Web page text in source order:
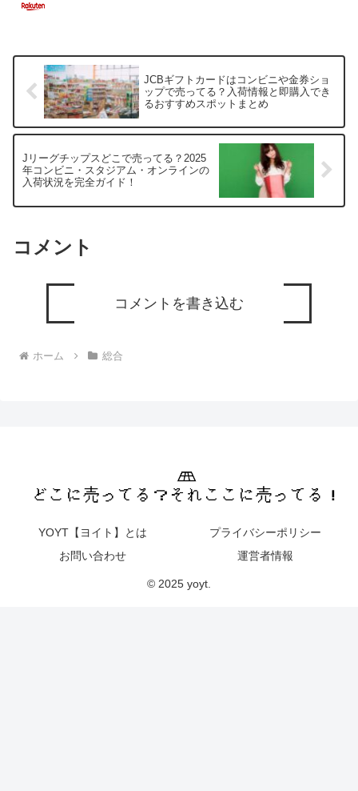
JCBギフトカードはコンビニや金券ショ
ップで売ってる？入荷情報と即購入でき
るおすすめスポットまとめ
Jリーグチップスどこで売ってる？2025
年コンビニ・スタジアム・オンラインの
入荷状況を完全ガイド！
コメント
コメントを書き込む
ホーム 総合
YOYT【ヨイト】とは
プライバシーポリシー
お問い合わせ
運営者情報
© 2025 yoyt.